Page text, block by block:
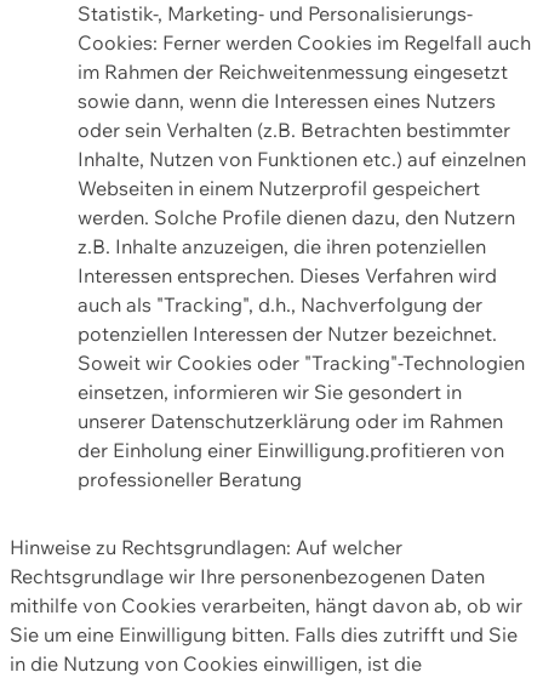
Statistik-, Marketing- und Personalisierungs-
Cookies: Ferner werden Cookies im Regelfall auch
im Rahmen der Reichweitenmessung eingesetzt
sowie dann, wenn die Interessen eines Nutzers
oder sein Verhalten (z.B. Betrachten bestimmter
Inhalte, Nutzen von Funktionen etc.) auf einzelnen
Webseiten in einem Nutzerprofil gespeichert
werden. Solche Profile dienen dazu, den Nutzern
z.B. Inhalte anzuzeigen, die ihren potenziellen
Interessen entsprechen. Dieses Verfahren wird
auch als "Tracking", d.h., Nachverfolgung der
potenziellen Interessen der Nutzer bezeichnet.
Soweit wir Cookies oder "Tracking"-Technologien
einsetzen, informieren wir Sie gesondert in
unserer Datenschutzerklärung oder im Rahmen
der Einholung einer Einwilligung.profitieren von
professioneller Beratung
Hinweise zu Rechtsgrundlagen: Auf welcher
Rechtsgrundlage wir Ihre personenbezogenen Daten
mithilfe von Cookies verarbeiten, hängt davon ab, ob wir
Sie um eine Einwilligung bitten. Falls dies zutrifft und Sie
in die Nutzung von Cookies einwilligen, ist die